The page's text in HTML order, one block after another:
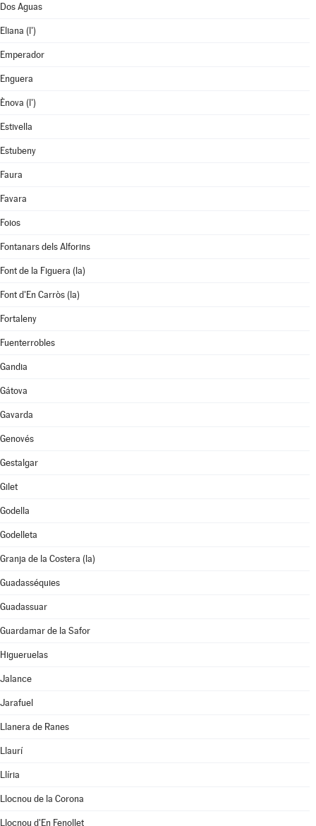
Dos Aguas
Eliana (l')
Emperador
Enguera
Ènova (l')
Estivella
Estubeny
Faura
Favara
Foios
Fontanars dels Alforins
Font de la Figuera (la)
Font d'En Carròs (la)
Fortaleny
Fuenterrobles
Gandia
Gátova
Gavarda
Genovés
Gestalgar
Gilet
Godella
Godelleta
Granja de la Costera (la)
Guadasséquies
Guadassuar
Guardamar de la Safor
Higueruelas
Jalance
Jarafuel
Llanera de Ranes
Llaurí
Llíria
Llocnou de la Corona
Llocnou d'En Fenollet